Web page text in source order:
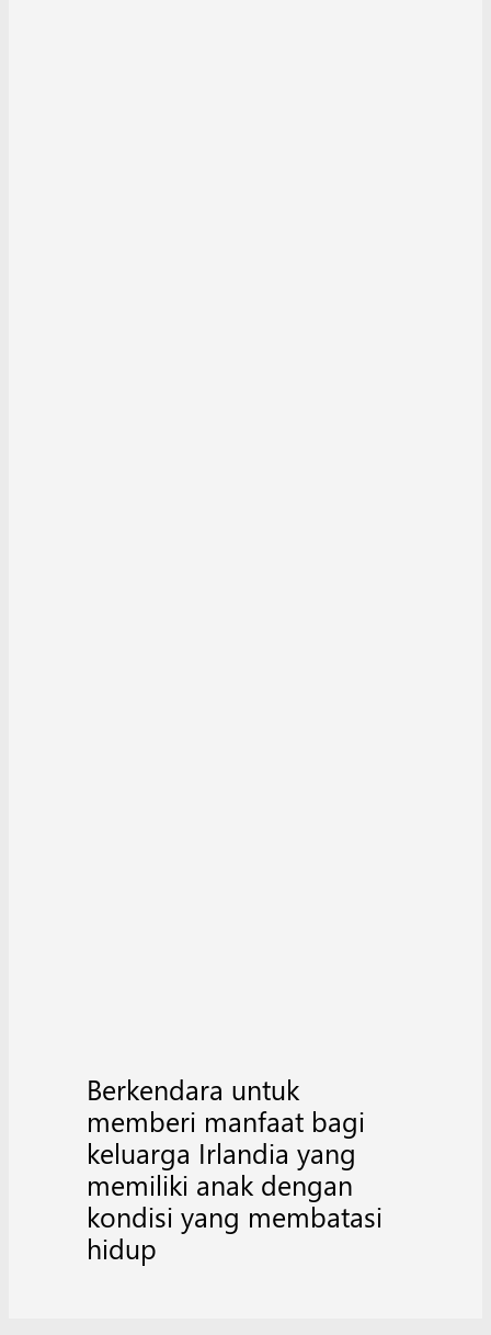
Berkendara untuk
memberi manfaat bagi
keluarga Irlandia yang
memiliki anak dengan
kondisi yang membatasi
hidup